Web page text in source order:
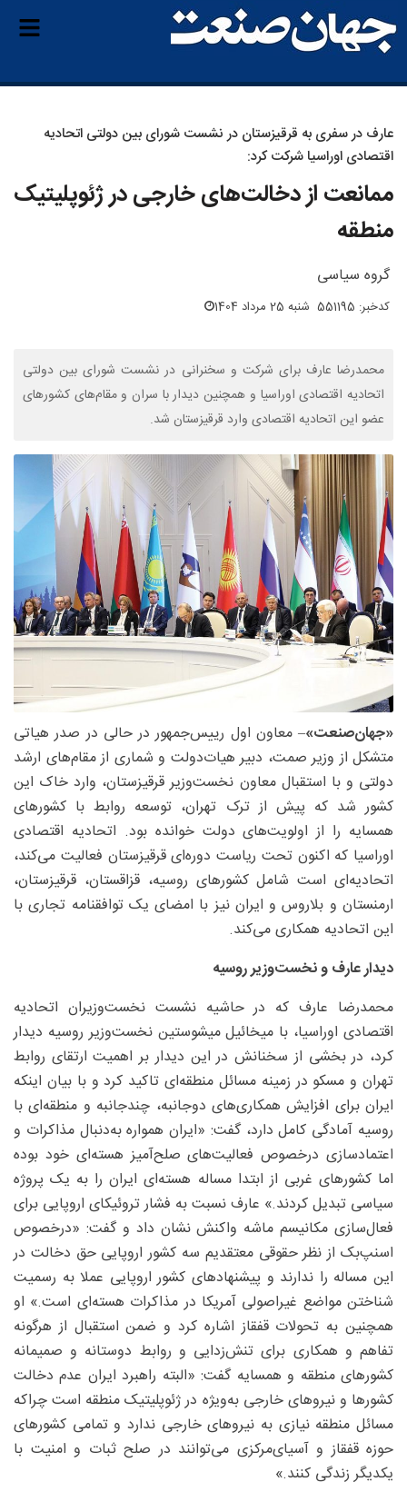
عارف در سفری به قرقیزستان در نشست شورای بین دولتی اتحادیه
اقتصادی اوراسیا شرکت کرد:
ممانعت از دخالت‌های خارجی در ژئوپلیتیک
منطقه
گروه سیاسی
کدخبر: 551195 شنبه 25 مرداد 1404
محمدرضا عارف برای شرکت و سخنرانی در نشست شورای بین دولتی
اتحادیه اقتصادی اوراسیا و همچنین دیدار با سران و مقام‌های کشورهای
عضو این اتحادیه اقتصادی وارد قرقیزستان شد.
«جهان‌صنعت»– معاون اول رییس‌جمهور در حالی در صدر هیاتی
متشکل از وزیر صمت، دبیر هیات‌دولت و شماری از مقام‌های ارشد
دولتی و با استقبال معاون نخست‌وزیر قرقیزستان، وارد خاک این
کشور شد که پیش از ترک تهران، توسعه روابط با کشورهای
همسایه را از اولویت‌های دولت خوانده بود. اتحادیه اقتصادی
اوراسیا که اکنون تحت ریاست دوره‌ای قرقیزستان فعالیت می‌کند،
اتحادیه‌ای است شامل کشورهای روسیه، قزاقستان، قرقیزستان،
ارمنستان و بلاروس و ایران نیز با امضای یک توافقنامه تجاری با
این اتحادیه همکاری می‌کند.
دیدار عارف و نخست‌وزیر روسیه
محمدرضا عارف که در حاشیه نشست نخست‌وزیران اتحادیه
اقتصادی اوراسیا، با میخائیل میشوستین نخست‌وزیر روسیه دیدار
کرد، در بخشی از سخنانش در این دیدار بر اهمیت ارتقای روابط
تهران و مسکو در زمینه مسائل منطقه‌ای تاکید کرد و با بیان اینکه
ایران برای افزایش همکاری‌های دوجانبه، چندجانبه و منطقه‌ای با
روسیه آمادگی کامل دارد، گفت: «ایران همواره به‌دنبال مذاکرات و
اعتمادسازی درخصوص فعالیت‌های صلح‌آمیز هسته‌ای خود بوده
اما کشورهای غربی از ابتدا مساله هسته‌ای ایران را به یک پروژه
سیاسی تبدیل کردند.» عارف نسبت ‌به فشار تروئیکای اروپایی برای
فعال‌سازی مکانیسم ماشه واکنش نشان داد و گفت: «درخصوص
اسنپ‌بک از نظر حقوقی معتقدیم سه کشور اروپایی حق دخالت در
این مساله را ندارند و پیشنهادهای کشور اروپایی عملا به رسمیت
شناختن مواضع غیراصولی آمریکا در مذاکرات هسته‌ای است.» او
همچنین به تحولات قفقاز اشاره کرد و ضمن استقبال از هرگونه
تفاهم و همکاری برای تنش‌زدایی و روابط دوستانه و صمیمانه
کشورهای منطقه و همسایه گفت: «البته راهبرد ایران عدم دخالت
کشورها و نیروهای خارجی به‌ویژه در ژئوپلیتیک منطقه است چراکه
مسائل منطقه نیازی به نیروهای خارجی ندارد و تمامی کشورهای
حوزه قفقاز و آسیای‌مرکزی می‌توانند در صلح ثبات و امنیت با
یکدیگر زندگی کنند.»